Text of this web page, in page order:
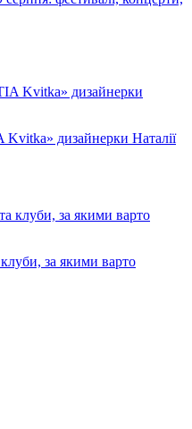
Kvitka» дизайнерки Наталії
за якими варто